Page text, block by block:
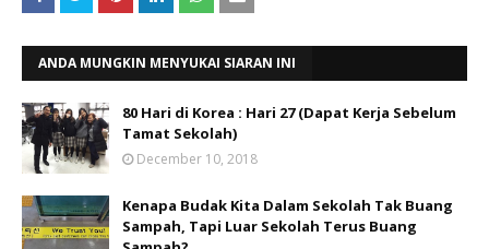
ANDA MUNGKIN MENYUKAI SIARAN INI
80 Hari di Korea : Hari 27 (Dapat Kerja Sebelum
Tamat Sekolah)
December 10, 2018
Kenapa Budak Kita Dalam Sekolah Tak Buang
Sampah, Tapi Luar Sekolah Terus Buang